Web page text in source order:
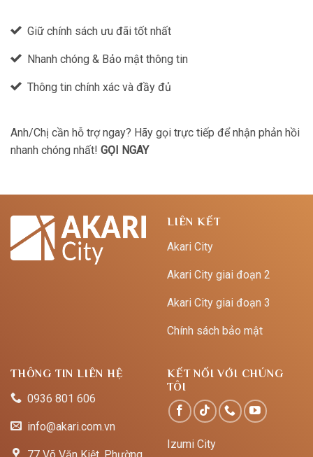
Giữ chính sách ưu đãi tốt nhất
Nhanh chóng & Bảo mật thông tin
Thông tin chính xác và đầy đủ
Anh/Chị cần hỗ trợ ngay? Hãy gọi trực tiếp để nhận phản hồi
nhanh chóng nhất! GỌI NGAY
LIÊN KẾT
Akari City
Akari City giai đoạn 2
Akari City giai đoạn 3
Chính sách bảo mật
THÔNG TIN LIÊN HỆ
0936 801 606
info@akari.com.vn
KẾT NỐI VỚI CHÚNG
TÔI
Izumi City